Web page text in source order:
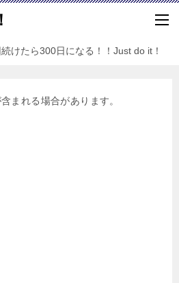
けたら300日になる！！Just do it！
まれる場合があります。